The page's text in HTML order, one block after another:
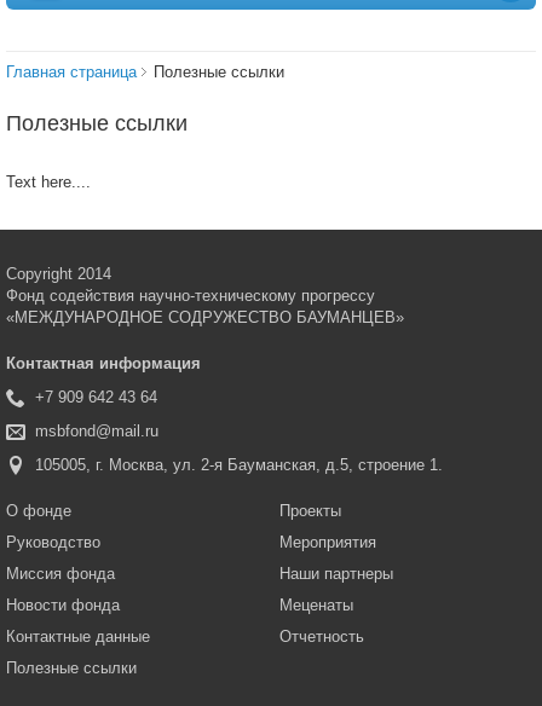
Главная страница Полезные ссылки
Полезные ссылки
Text here....
Copyright 2014
Фонд содействия научно-техническому прогрессу
«МЕЖДУНАРОДНОЕ СОДРУЖЕСТВО БАУМАНЦЕВ»
Контактная информация
+7 909 642 43 64
msbfond@mail.ru
105005, г. Москва, ул. 2-я Бауманская, д.5, строение 1.
О фонде
Руководство
Миссия фонда
Новости фонда
Контактные данные
Полезные ссылки
Проекты
Мероприятия
Наши партнеры
Меценаты
Отчетность